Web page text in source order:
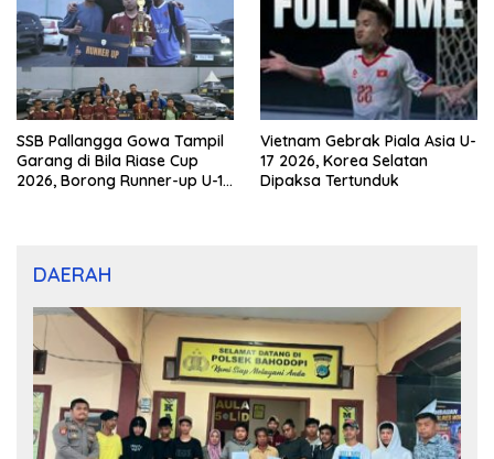
SSB Pallangga Gowa Tampil
Garang di Bila Riase Cup
2026, Borong Runner-up U-10
Vietnam Gebrak Piala Asia U-
17 2026, Korea Selatan
Dipaksa Tertunduk
DAERAH